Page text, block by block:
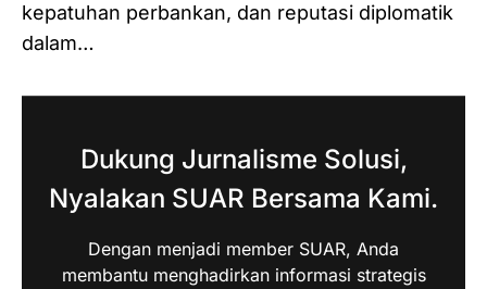
kepatuhan perbankan, dan reputasi diplomatik
dalam…
Dukung Jurnalisme Solusi,
Nyalakan SUAR Bersama Kami.
Dengan menjadi member SUAR, Anda
membantu menghadirkan informasi strategis